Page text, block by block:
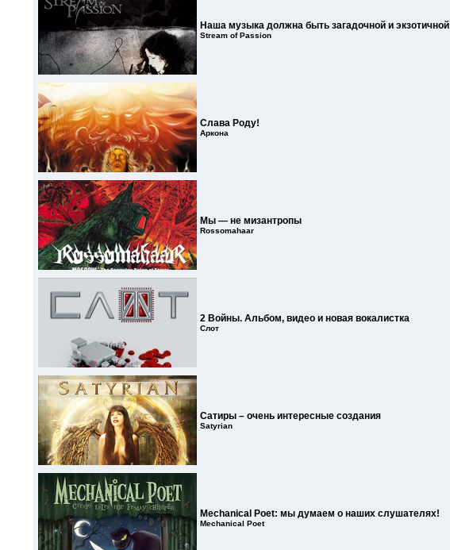
Наша музыка должна быть загадочной и экзотичной
Stream of Passion
Слава Роду!
Аркона
Мы — не мизантропы
Rossomahaar
2 Войны. Альбом, видео и новая вокалистка
Слот
Сатиры – очень интересные создания
Satyrian
Mechanical Poet: мы думаем о наших слушателях!
Mechanical Poet